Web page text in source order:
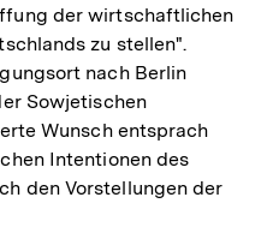
der wirtschaftlichen
zu stellen".
nach Berlin
Sowjetischen
Wunsch entsprach
Intentionen des
den Vorstellungen der